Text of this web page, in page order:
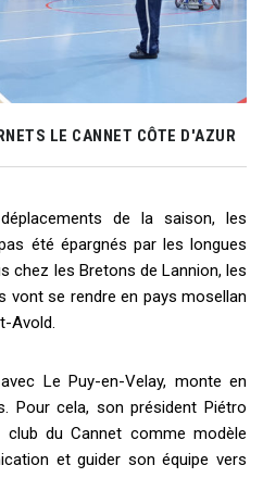
LE CANNET CÔTE D'AZUR
de la saison, les
été épargnés par les longues
chez les Bretons de Lannion, les
vont se rendre en pays mosellan
Avold.
Le Puy-en-Velay, monte en
Pour cela, son président Piétro
club du Cannet comme modèle
et guider son équipe vers